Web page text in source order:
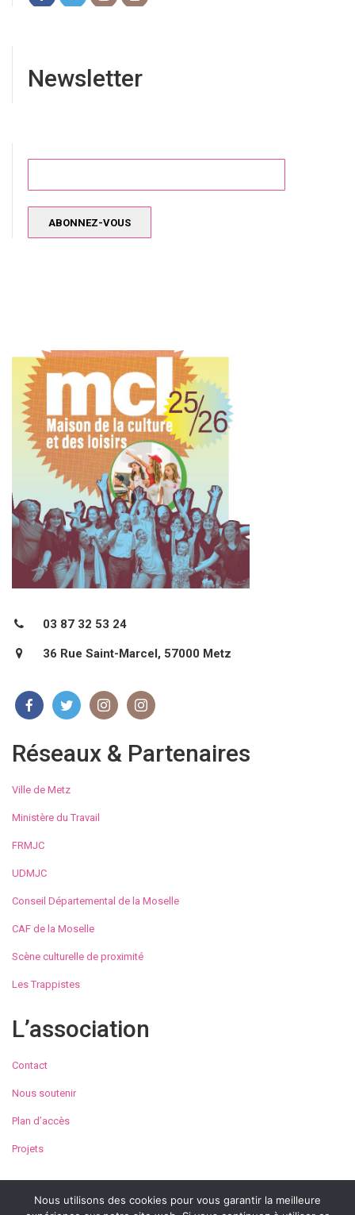
Newsletter
03 87 32 53 24
36 Rue Saint-Marcel, 57000 Metz
Réseaux & Partenaires
Ville de Metz
Ministère du Travail
FRMJC
UDMJC
Conseil Départemental de la Moselle
CAF de la Moselle
Scène culturelle de proximité
Les Trappistes
L’association
Contact
Nous soutenir
Plan d’accès
Projets
Nous utilisons des cookies pour vous garantir la meilleure